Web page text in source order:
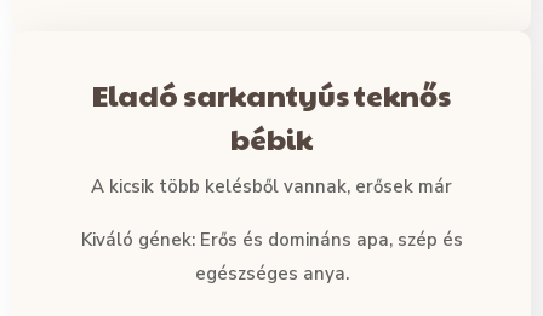
Eladó sarkantyús teknős
bébik
A kicsik több kelésből vannak, erősek már
Kiváló gének: Erős és domináns apa, szép és
egészséges anya.